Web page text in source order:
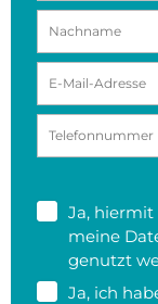
Ja,
meine
genutzt
Ja, ich